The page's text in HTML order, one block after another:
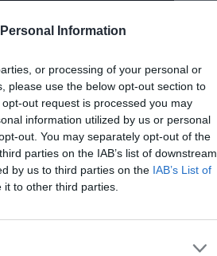
Information
or processing of your personal or
please use the below opt-out section to
out request is processed you may
information utilized by us or personal
out. You may separately opt-out of the
parties on the IAB’s list of downstream
by us to third parties on the IAB’s List of
to other third parties.